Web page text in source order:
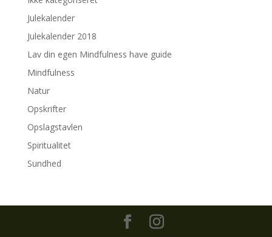
Julekalender
Julekalender 2018
Lav din egen Mindfulness have guide
Mindfulness
Natur
Opskrifter
Opslagstavlen
Spiritualitet
Sundhed